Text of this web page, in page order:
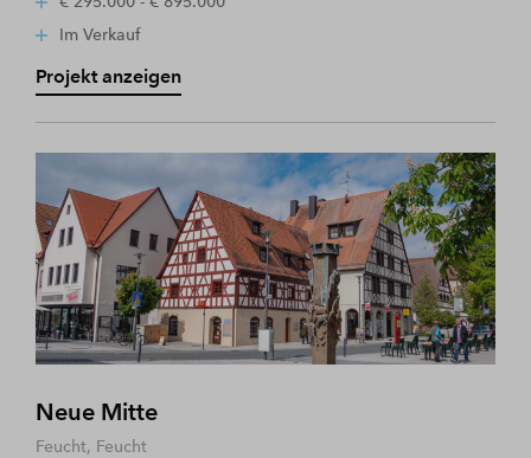
Im Verkauf
Projekt anzeigen
Neue Mitte
Feucht, Feucht